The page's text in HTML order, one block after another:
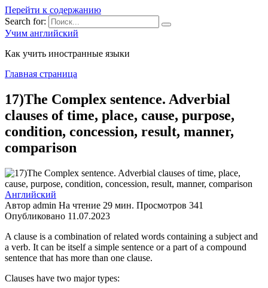
Перейти к содержанию
Search for:
Учим английский
Как учить иностранные языки
Главная страница
17)The Complex sentence. Adverbial
clauses of time, place, cause, purpose,
condition, concession, result, manner,
comparison
Английский
Автор admin На чтение 29 мин. Просмотров 341
Опубликовано 11.07.2023
A clause is a combination of related words containing a subject and
a verb. It can be itself a simple sentence or a part of a compound
sentence that has more than one clause.
Clauses have two major types: